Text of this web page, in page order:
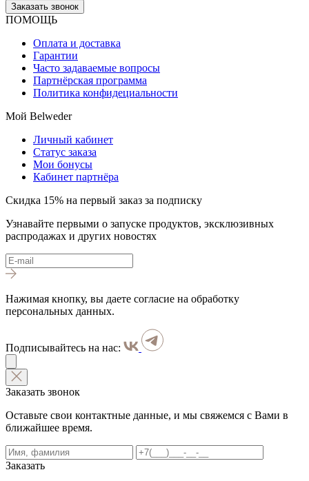
Заказать звонок
ПОМОЩЬ
Оплата и доставка
Гарантии
Часто задаваемые вопросы
Партнёрская программа
Политика конфидециальности
Мой Belweder
Личный кабинет
Статус заказа
Мои бонусы
Кабинет партнёра
Скидка 15% на первый заказ за подписку
Узнавайте первыми о запуске продуктов, эксклюзивных
распродажах и других новостях
Нажимая кнопку, вы даете согласие на обработку
персональных данных.
Подписывайтесь на нас:
Заказать звонок
Оставьте свои контактные данные, и мы свяжемся с Вами в
ближайшее время.
Заказать